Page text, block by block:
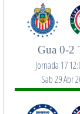
Gua 0-2
Jornada 17
Sab 29 Abr